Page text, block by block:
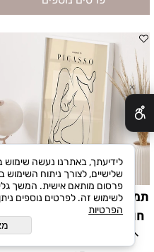
תמונה אמנותית – תנוחת גוף
חופשית בהשראת פיקאסו
✕
שלישיים, לצורך ניתוח השימוש
פרסום מותאם אישית. המשך
לשימוש זה. לפרטים נוספים
הפרטיות